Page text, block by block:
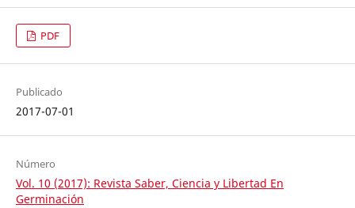
PDF
Publicado
2017-07-01
Número
Vol. 10 (2017): Revista Saber, Ciencia y Libertad En
Germinación